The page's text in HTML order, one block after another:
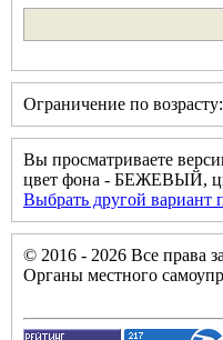
Ограничение по возрасту:
Вы просматриваете
цвет фона - БЕЖЕВЫЙ,
Выбрать другой вариант
© 2016 - 2026 Все права
Органы местного